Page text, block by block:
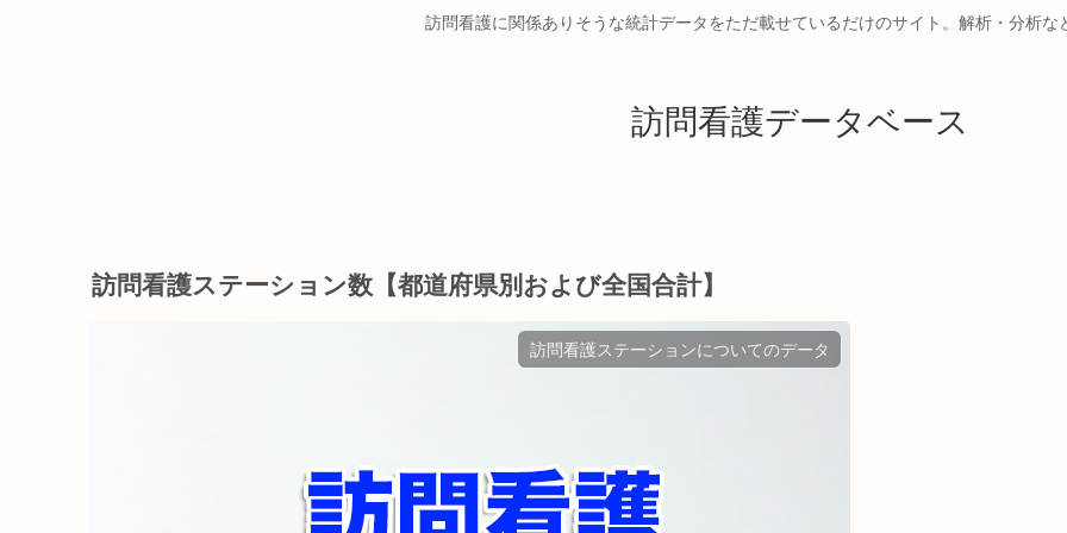
訪問看護に関係ありそうな統計データをただ載せているだけのサイト。解析・分析な
訪問看護データベース
訪問看護ステーション数【都道府県別および全国合計】
訪問看護ステーションについてのデータ